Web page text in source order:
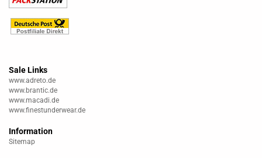
Sale Links
www.adreto.de
www.brantic.de
www.macadi.de
www.finestunderwear.de
Information
Sitemap